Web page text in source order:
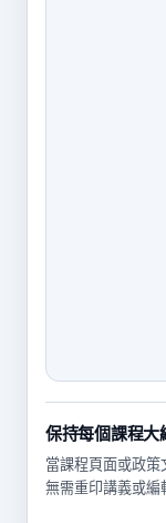
保持每個課程大
當課程頁面或政
無需重印講義或編